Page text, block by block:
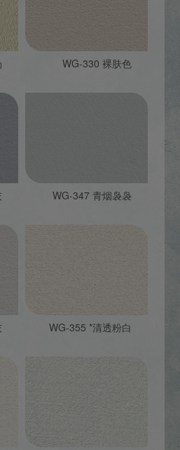
WG-330 裸肤色
WG-347 青烟袅袅
WG-355 *清透粉白